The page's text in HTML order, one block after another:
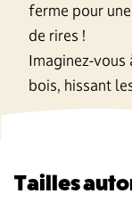
ferme pour
de rires !
Imaginez-vous
bois, hissant
Tailles